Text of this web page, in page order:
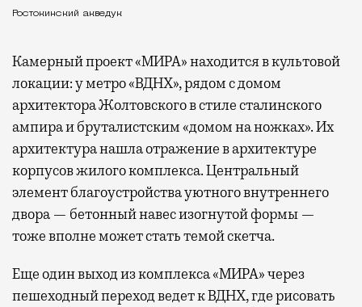
Ростокинский акведук
Камерный проект «МИРА» находится в культовой
локации: у метро «ВДНХ», рядом с домом
архитектора Жолтовского в стиле сталинского
ампира и бруталистским «домом на ножках». Их
архитектура нашла отражение в архитектуре
корпусов жилого комплекса. Центральный
элемент благоустройства уютного внутреннего
двора — бетонный навес изогнутой формы —
тоже вполне может стать темой скетча.
Еще один выход из комплекса «МИРА» через
пешеходный переход ведет к ВДНХ, где рисовать